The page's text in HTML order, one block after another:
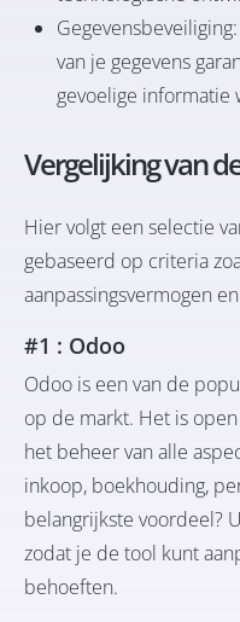
van je gegevens
gevoelige informatie
Vergelijking van
Hier volgt een selectie
gebaseerd op criteria
aanpassingsvermogen
#1 : Odoo
Odoo is een van de
op de markt. Het is
het beheer van alle
inkoop, boekhouding,
belangrijkste voordeel?
zodat je de tool kunt
behoeften.